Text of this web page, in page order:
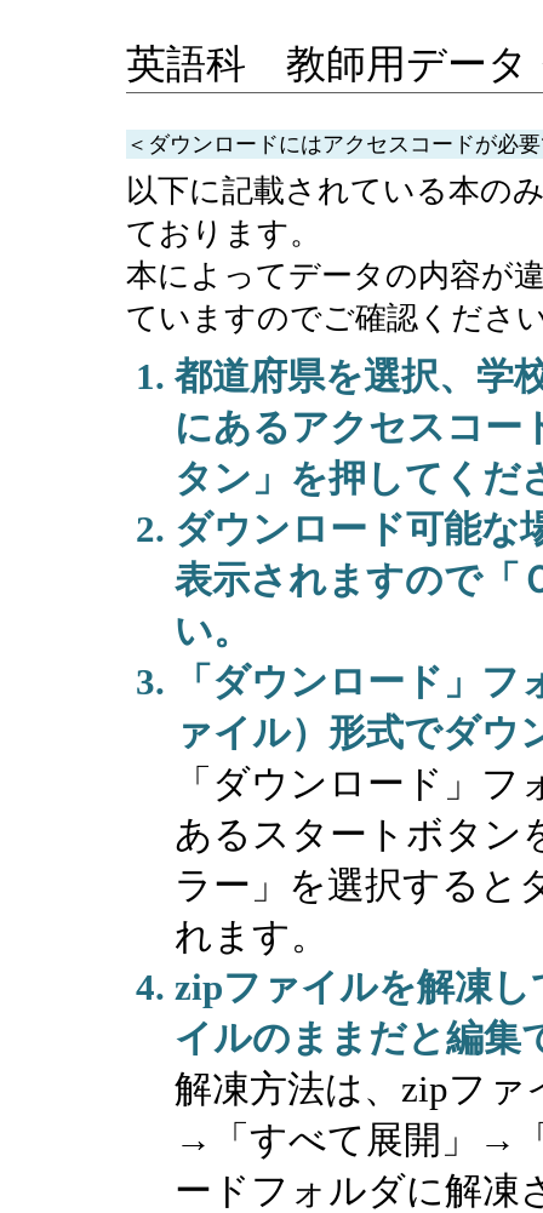
英語科 教師用データ
＜ダウンロードにはアクセスコードが必
以下に記載されている本の
ております。
本によってデータの内容が
ていますのでご確認くださ
都道府県を選択、学
にあるアクセスコー
タン」を押してくだ
ダウンロード可能な
表示されますので「
い。
「ダウンロード」
ァイル）形式でダウ
「ダウンロード」
あるスタートボタ
ラー」を選択すると
れます。
zipファイルを解凍
イルのままだと編集
解凍方法は、zipフ
→「すべて展開」→
ードフォルダに解凍